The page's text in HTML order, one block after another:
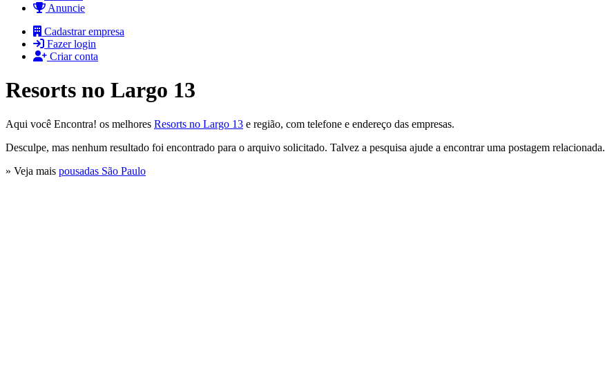
Anuncie
Cadastrar empresa
Fazer login
Criar conta
Resorts no Largo 13
Aqui você Encontra! os melhores Resorts no Largo 13 e região, com telefone e endereço das empresas.
Desculpe, mas nenhum resultado foi encontrado para o arquivo solicitado. Talvez a pesquisa ajude a encontrar uma postagem relacionada.
» Veja mais pousadas São Paulo